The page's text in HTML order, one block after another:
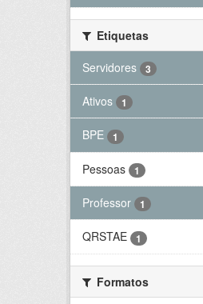
Etiquetas
Servidores
3
Ativos 1
BPE 1
Pessoas 1
Professor 1
QRSTAE 1
Formatos